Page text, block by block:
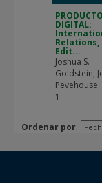
PRODUCTO
DIGITAL:
Edit...
Joshua S.
Goldstein,
Pevehouse
1
Ordenar por: